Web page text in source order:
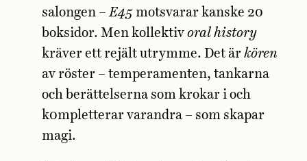
salongen –E45motsvarar kanske 20
boksidor. Men kollektiv oral history
kräver ett rejält utrymme. Det är kören
av röster – temperamenten, tankarna
och berättelserna som krokar i och
k0mpletterar varandra – som skapar
magi.